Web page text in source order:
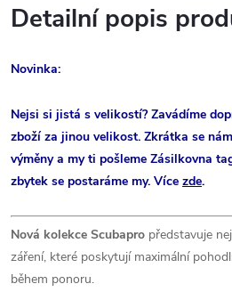
Detailní popis
Novinka:
Nejsi si jistá s velikostí? Zavádíme
zboží za jinou velikost. Zkrátka se
výměny a my ti pošleme Zásilkovna
zbytek se postaráme my. Více zde.
Nová kolekce Scubapro představuje
záření, které poskytují maximální
během ponoru.